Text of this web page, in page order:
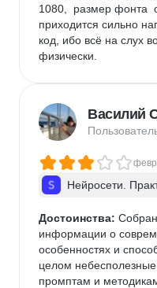
1080,  размер фонта
приходится сильно
код, ибо всё на слух
физически.
Василий
Нейросети.
Достоинства:
информации о
особенностях и
целом
промптам и